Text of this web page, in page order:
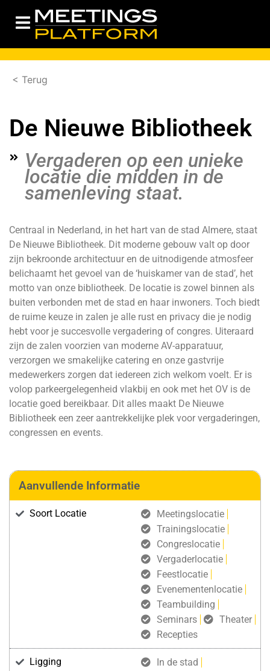
< Terug
De Nieuwe Bibliotheek
Vergaderen op een unieke
locatie die midden in de
samenleving staat.
Centraal in Nederland, in het hart van de stad Almere, staat
De Nieuwe Bibliotheek. Dit moderne gebouw valt op door
zijn bekroonde architectuur en de uitnodigende atmosfeer
belichaamt het gevoel van de ‘huiskamer van de stad’, het
motto van onze bibliotheek. De locatie is zowel binnen als
buiten verbonden met de stad en haar inwoners. Toch biedt
de ruime keuze in zalen je alle rust en privacy die je nodig
hebt voor je succesvolle vergadering of congres. Uiteraard
zijn de zalen voorzien van moderne AV-apparatuur,
verzorgen we smakelijke catering en onze gastvrije
medewerkers zorgen dat iedereen zich welkom voelt. Er is
volop parkeergelegenheid vlakbij en ook met het OV is de
locatie goed bereikbaar. Dit alles maakt De Nieuwe
Bibliotheek een zeer aantrekkelijke plek voor vergaderingen,
congressen en events.
Aanvullende Informatie
Soort Locatie
Meetingslocatie
Trainingslocatie
Congreslocatie
Vergaderlocatie
Feestlocatie
Evenementenlocatie
Teambuilding
Seminars
Theater
Recepties
Ligging
In de stad